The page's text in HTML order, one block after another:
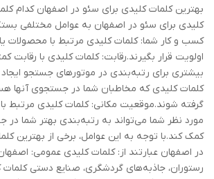
بهترین کلمات کلیدی برای سئو در اصفهان کدام
کلیدی برای سئو در اصفهان به عوامل مختلفی
کسب و کار شما: کلمات کلیدی مرتبط با محصولات
اولویت قرار بگیرند.رقابت: کلمات کلیدی با رقابت
بیشتری برای رتبه‌بندی در موتورهای جستجو
کلمات کلیدی که مخاطبان شما در جستجوی آنها
گرفته شوند.موقعیت مکانی: کلمات کلیدی مرتبط
مورد نظر شما می‌تواند به رتبه‌بندی بهتر شما
کمک کند.با توجه به این عوامل، برخی از بهترین
در اصفهان عبارتند از: کلمات کلیدی عمومی:
رستوران، جاذبه‌های گردشگری، صنایع دستی کلمات